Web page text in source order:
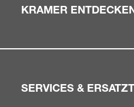
KRAMER
SERVICES &